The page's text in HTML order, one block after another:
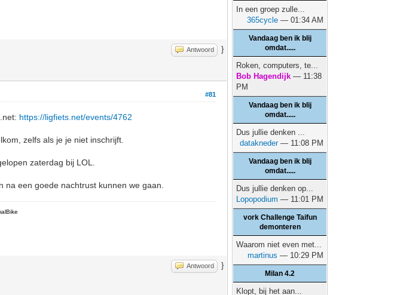
Antwoord }
#81
https://ligfiets.net/events/4762
zelfs als je je niet inschrijft.
zaterdag bij LOL.
een goede nachtrust kunnen we gaan.
Antwoord }
In een groep zulle...
365cycle — 01:34 AM
Vandaag ben ik blij
omdat.....
Roken, computers, te...
Bob Hagendijk — 11:38
PM
Vandaag ben ik blij
omdat.....
Dus jullie denken ...
datakneder— 11:08 PM
Vandaag ben ik blij
omdat.....
Dus jullie denken op...
Lopopodium — 11:01 PM
vork Challenge Taifun
demonteren
Waarom niet even met...
martinus — 10:29 PM
Milan 4.2
Klopt, bij het aan...